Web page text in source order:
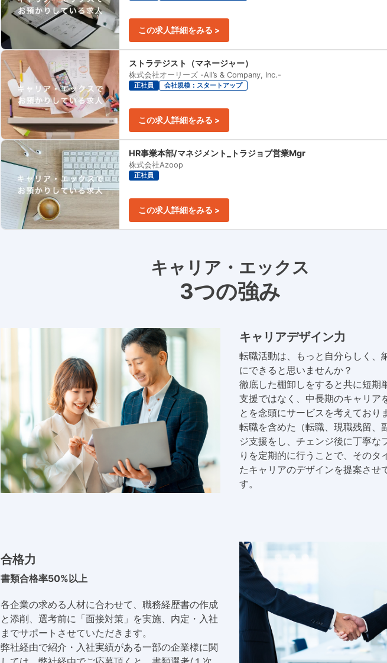
この求人詳細をみる >
ストラテジスト（マネージャー）
株式会社オーリーズ -All’s & Company, Inc.-
正社員 会社規模：スタートアップ
この求人詳細をみる >
HR事業本部/マネジメント_トラジョブ営業Mgr
株式会社Azoop
正社員
この求人詳細をみる >
キャリア・エックス
3つの強み
キャリアデザイン力
転職活動は、もっと自分らしく、
にできると思いませんか？
徹底した棚卸しをすると共に短期
支援ではなく、中長期のキャリア
とを念頭にサービスを考えており
転職を含めた（転職、現職残留、
ジ支援をし、チェンジ後に丁寧な
りを定期的に行うことで、そのタ
たキャリアのデザインを提案させ
す。
合格力
書類合格率50%以上
各企業の求める人材に合わせて、職務経歴書の作成
と添削、選考前に「面接対策」を実施、内定・入社
までサポートさせていただきます。
弊社経由で紹介・入社実績がある一部の企業様に関